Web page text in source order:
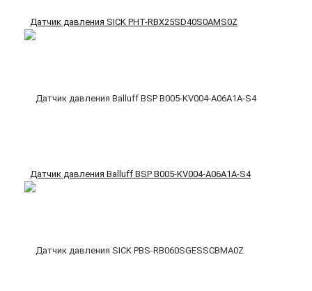
Датчик давления SICK PHT-RBX25SD40S0AMS0Z
Датчик давления Balluff BSP B005-KV004-A06A1A-S4